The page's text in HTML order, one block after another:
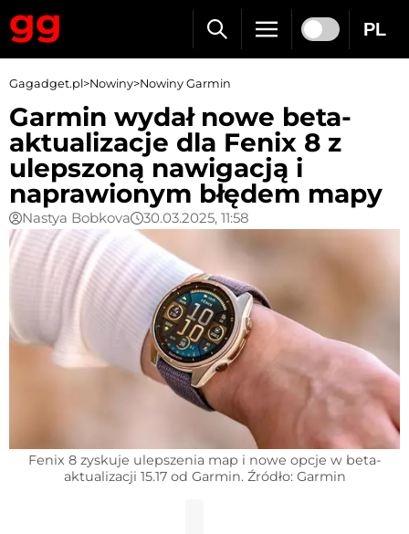
PL
Gagadget.pl>Nowiny>Nowiny Garmin
Garmin wydał nowe beta-
aktualizacje dla Fenix 8 z
ulepszoną nawigacją i
naprawionym błędem mapy
Nastya Bobkova 30.03.2025, 11:58
Fenix 8 zyskuje ulepszenia map i nowe opcje w beta-
aktualizacji 15.17 od Garmin. Źródło: Garmin